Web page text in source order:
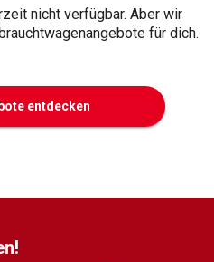
nicht verfügbar. Aber wir
für dich.
entdecken